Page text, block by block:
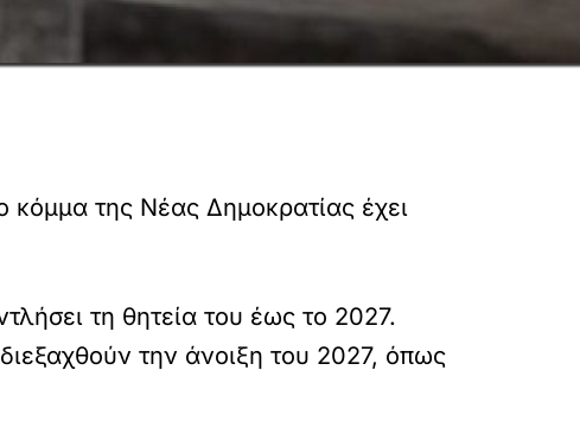
κόμμα της Νέας Δημοκρατίας έχει
τη θητεία του έως το 2027.
την άνοιξη του 2027, όπως